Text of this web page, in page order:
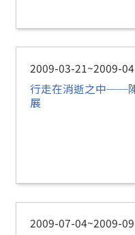
2009-03-21~2009-
行走在消逝之中──
展
2009-07-04~2009-